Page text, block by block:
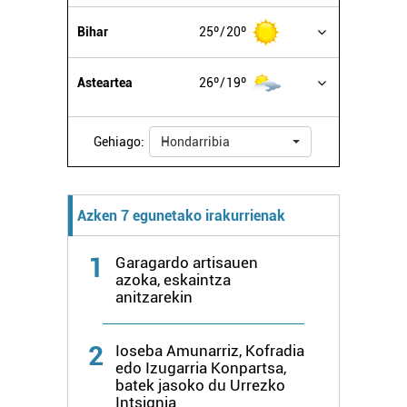
buruzko informazio gehiago eta ezarri zure lehentasunak
datuen atalean. Edozein unetan alda edo ken dezakezu
zure baimena Cookieen adierazpenean.
fitxategiak erabiltzen ditu. Zure esperientzia eta
zerbitzuak hobetzeko asmoz, cookie teknologiaz
baliatzen gara. Ohar hau onartuz gero, teknologia hori
Bihar 25º 20º
Asteartea 26º 19º
Gehiago: Hondarribia
Azken 7 egunetako irakurrienak
1
Garagardo artisauen
azoka, eskaintza
anitzarekin
2
Ioseba Amunarriz, Kofradia
edo Izugarria Konpartsa,
batek jasoko du Urrezko
Intsignia